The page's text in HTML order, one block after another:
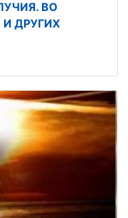
ВО
ДРУГИХ